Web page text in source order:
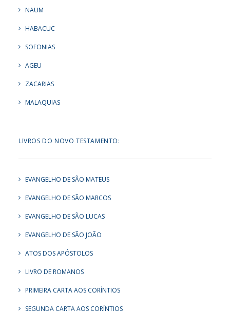
NAUM
HABACUC
SOFONIAS
AGEU
ZACARIAS
MALAQUIAS
LIVROS DO NOVO TESTAMENTO:
EVANGELHO DE SÃO MATEUS
EVANGELHO DE SÃO MARCOS
EVANGELHO DE SÃO LUCAS
EVANGELHO DE SÃO JOÃO
ATOS DOS APÓSTOLOS
LIVRO DE ROMANOS
PRIMEIRA CARTA AOS CORÍNTIOS
SEGUNDA CARTA AOS CORÍNTIOS